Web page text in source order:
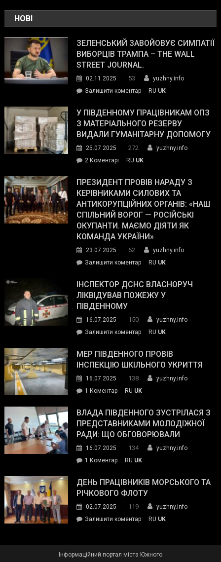
НОВІ
ЗЕЛЕНСЬКИЙ ЗАВОЙОВУЄ СИМПАТІЇ
ВИБОРЦІВ ТРАМПА – THE WALL
STREET JOURNAL.
02.11.2025 53
yuzhny.info
Залишити коментарon
завойовує
симпатії
виборців
The
Street
Journal.
RU UK
У ПІВДЕННОМУ ПРАЦІВНИКАМ ОПЗ
З МАТЕРІАЛЬНОГО РЕЗЕРВУ
ВИДАЛИ ГУМАНІТАРНУ ДОПОМОГУ
25.07.2025 272
yuzhny.info
2 Коментарі
Південному
працівникам
ОПЗ
з
матеріального
резерву
гуманітарну
допомогу
RU UK
ПРЕЗИДЕНТ ПРОВІВ НАРАДУ З
КЕРІВНИКАМИ СИЛОВИХ ТА
АНТИКОРУПЦІЙНИХ ОРГАНІВ: «НАШ
СПІЛЬНИЙ ВОРОГ — РОСІЙСЬКІ
ОКУПАНТИ. МАЄМО ДІЯТИ ЯК
КОМАНДА УКРАЇНИ»
23.07.2025 62
yuzhny.info
Залишити коментарon
провів
нараду
силових
та
органів:
«Наш
спільний
окупанти.
Маємо
діяти
команда
RU UK
ІНСПЕКТОР ДСНС ВЛАСНОРУЧ
ЛІКВІДУВАВ ПОЖЕЖУ У
ПІВДЕННОМУ
16.07.2025 150
yuzhny.info
Залишити коментарon
ДСНС
власноруч
пожежу
у
RU UK
МЕР ПІВДЕННОГО ПРОВІВ
ІНСПЕКЦІЮ ШКІЛЬНОГО УКРИТТЯ
16.07.2025 138
yuzhny.info
1 Коментардо
Південного
провів
інспекцію
укриття
RU UK
ВЛАДА ПІВДЕННОГО ЗУСТРІЛАСЯ З
ПРЕДСТАВНИКАМИ МОЛОДІЖНОЇ
РАДИ: ЩО ОБГОВОРЮВАЛИ
16.07.2025 134
yuzhny.info
1 Коментардо
Південного
зустрілася
представниками
молодіжної
обговорювали
RU UK
ДЕНЬ ПРАЦІВНИКІВ МОРСЬКОГО ТА
РІЧКОВОГО ФЛОТУ
02.07.2025 119
yuzhny.info
Залишити коментарon
RU UK
Інформаційний портал міста Южного